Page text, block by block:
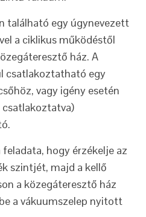
található egy úgynevezett
a ciklikus működéstől
ház. A
csatlakoztatható egy
vagy igény esetén
csatlakoztatva)
feladata, hogy érzékelje az
szintjét, majd a kellő
a közegáteresztő ház
a vákuumszelep nyitott